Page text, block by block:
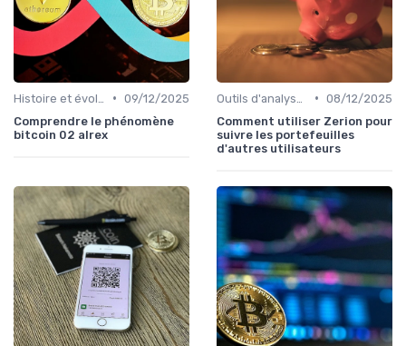
• 09/12/2025
Comprendre le phénomène
bitcoin 02 alrex
• 08/12/2025
Comment utiliser Zerion pour
suivre les portefeuilles
d'autres utilisateurs